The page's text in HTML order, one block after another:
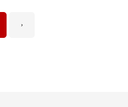
›